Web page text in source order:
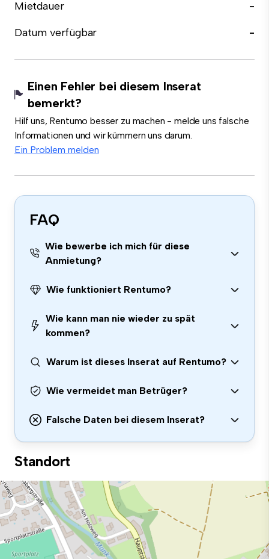
Mietdauer
-
Datum verfügbar
-
Einen Fehler bei diesem Inserat
bemerkt?
Hilf uns, Rentumo besser zu machen - melde uns falsche
Informationen und wir kümmern uns darum.
Ein Problem melden
FAQ
Wie bewerbe ich mich für diese
Anmietung?
Wie funktioniert Rentumo?
Wie kann man nie wieder zu spät
kommen?
Warum ist dieses Inserat auf Rentumo?
Wie vermeidet man Betrüger?
Falsche Daten bei diesem Inserat?
Standort